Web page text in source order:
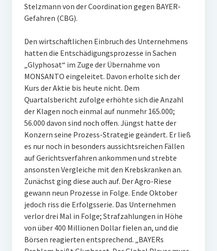
Stelzmann von der Coordination gegen BAYER-
Gefahren (CBG).
Den wirtschaftlichen Einbruch des Unternehmens
hatten die Entschädigungsprozesse in Sachen
„Glyphosat“ im Zuge der Übernahme von
MONSANTO eingeleitet. Davon erholte sich der
Kurs der Aktie bis heute nicht. Dem
Quartalsbericht zufolge erhöhte sich die Anzahl
der Klagen noch einmal auf nunmehr 165.000;
56.000 davon sind noch offen. Jüngst hatte der
Konzern seine Prozess-Strategie geändert. Er ließ
es nur noch in besonders aussichtsreichen Fällen
auf Gerichtsverfahren ankommen und strebte
ansonsten Vergleiche mit den Krebskranken an.
Zunächst ging diese auch auf. Der Agro-Riese
gewann neun Prozesse in Folge. Ende Oktober
jedoch riss die Erfolgsserie. Das Unternehmen
verlor drei Mal in Folge; Strafzahlungen in Höhe
von über 400 Millionen Dollar fielen an, und die
Börsen reagierten entsprechend. „BAYERs